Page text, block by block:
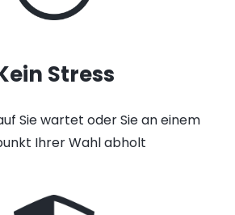
Stress
Sie wartet oder Sie an einem
Ihrer Wahl abholt